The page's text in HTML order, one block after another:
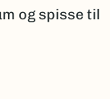
og spisse til